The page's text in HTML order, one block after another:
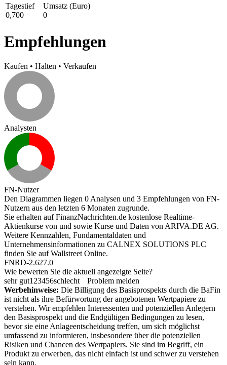
Tagestief
0,700
Umsatz (Euro)
0
Empfehlungen
Kaufen • Halten • Verkaufen
Analysten
FN-Nutzer
Den Diagrammen liegen 0 Analysen und 3 Empfehlungen von FN-
Nutzern aus den letzten 6 Monaten zugrunde.
Sie erhalten auf FinanzNachrichten.de kostenlose Realtime-
Aktienkurse von und sowie Kurse und Daten von ARIVA.DE AG.
Weitere Kennzahlen, Fundamentaldaten und
Unternehmensinformationen zu CALNEX SOLUTIONS PLC
finden Sie aufWallstreet Online.
FNRD-2.627.0
Wie bewerten Sie die aktuell angezeigte Seite?
sehr gut1 23456schlecht
Problem melden
Werbehinweise: Die Billigung des Basisprospekts durch die BaFin
ist nicht als ihre Befürwortung der angebotenen Wertpapiere zu
verstehen. Wir empfehlen Interessenten und potenziellen Anlegern
den Basisprospekt und die Endgültigen Bedingungen zu lesen,
bevor sie eine Anlageentscheidung treffen, um sich möglichst
umfassend zu informieren, insbesondere über die potenziellen
Risiken und Chancen des Wertpapiers. Sie sind im Begriff, ein
Produkt zu erwerben, das nicht einfach ist und schwer zu verstehen
sein kann.